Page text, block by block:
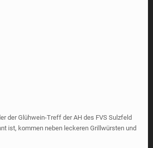
der Glühwein-Treff der AH des FVS Sulzfeld
ist, kommen neben leckeren Grillwürsten und